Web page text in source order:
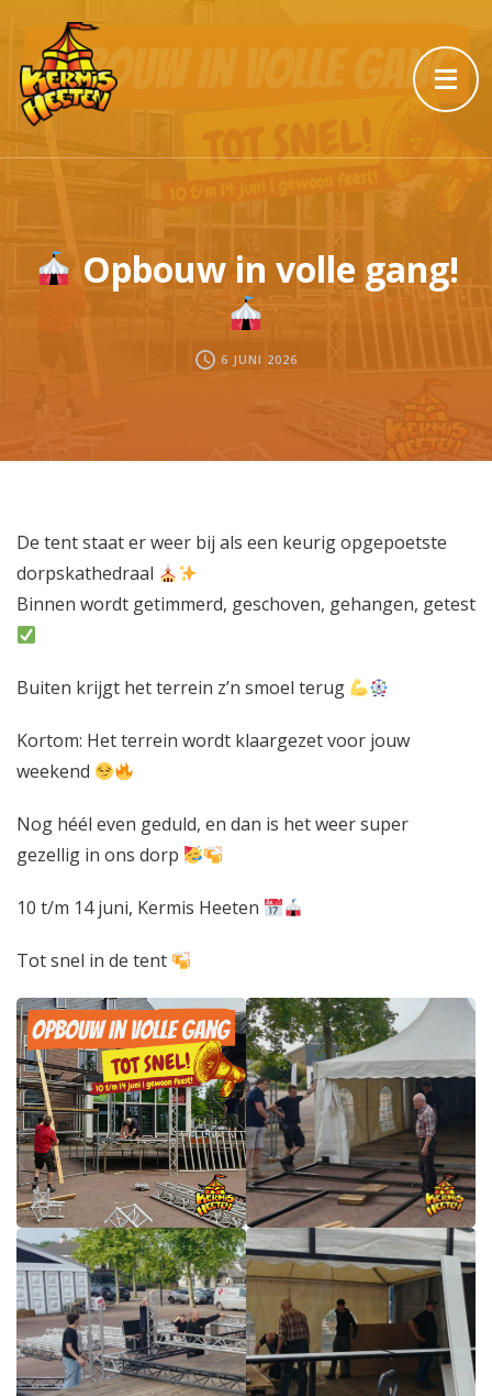
Opbouw in volle gang!
6 JUNI 2026
De tent staat er weer bij als een keurig opgepoetste
dorpskathedraal
Binnen wordt getimmerd, geschoven, gehangen, getest
Buiten krijgt het terrein z’n smoel terug
Kortom: Het terrein wordt klaargezet voor jouw
weekend
Nog héél even geduld, en dan is het weer super
gezellig in ons dorp
10 t/m 14 juni, Kermis Heeten
Tot snel in de tent